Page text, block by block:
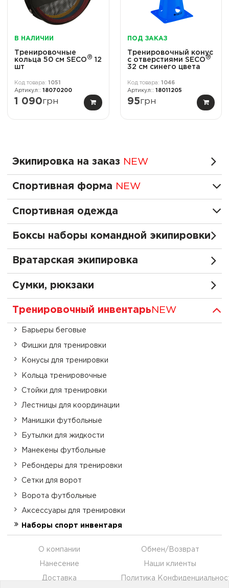
В НАЛИЧИИ
Тренировочные
кольца 50 см SECO® 12
шт
1051
18070200
1 090грн
ПОД ЗАКАЗ
Тренировочный конус
с отверстиями SECO®
32 см синего цвета
1046
18011205
95грн
Экипировка на заказ NEW
Спортивная форма NEW
Спортивная одежда
Боксы наборы командной экипировки
Вратарская экипировка
Сумки, рюкзаки
Тренировочный инвентарь NEW
Барьеры беговые
Фишки для тренировки
Конусы для тренировки
Кольца тренировочные
Стойки для тренировки
Лестницы для координации
Манишки футбольные
Бутылки для жидкости
Манекены футбольные
Ребондеры для тренировки
Сетки для ворот
Ворота футбольные
Аксессуары для тренировки
Наборы спорт инвентаря
О компании
Нанесение
Доставка
Обмен/Возврат
Наши клиенты
Политика